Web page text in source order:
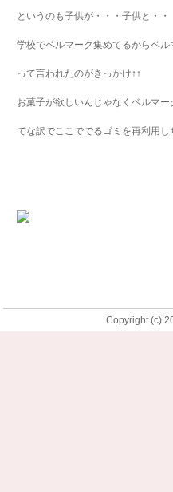
というのも子供が・・・子供と・
学校でベルマーク集めてるからベ
って言われたのがきっかけ↑↑
お菓子が欲しいんじゃなくベルマ
てな訳でここででるゴミを再利用
Copyright (c)